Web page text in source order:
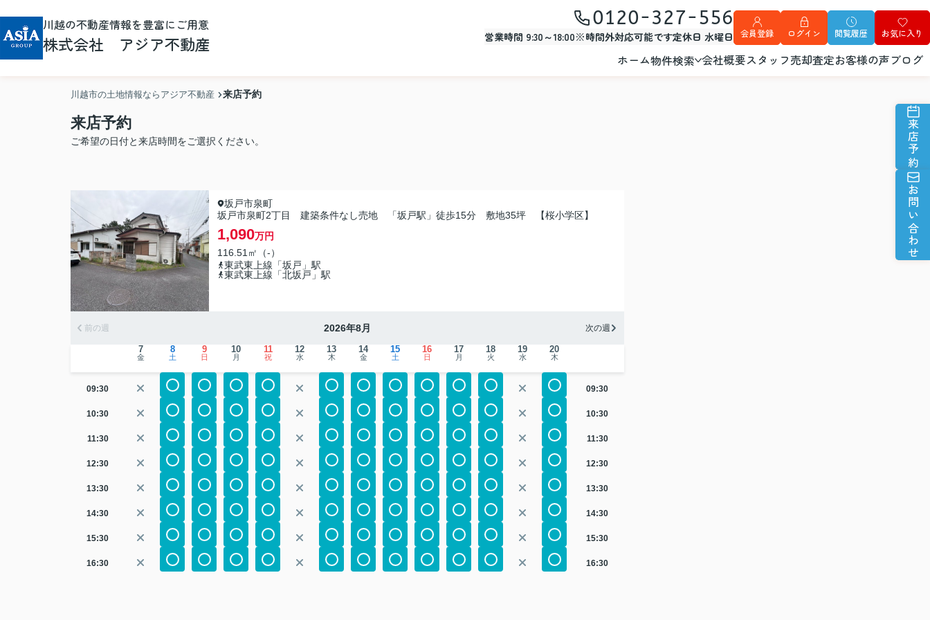
川越の不動産情報を豊富にご用意
株式会社 アジア不動産
0120-327-556
営業時間 9:30～18:00※時間外対応可能です定休日 水曜日 会員登録 ログイン 閲覧履歴 お気に入り
ホーム物件検索 会社概要スタッフ売却査定お客様の声ブログ
来店予約
お問い合わせ
川越市の土地情報ならアジア不動産 来店予約
来店予約
ご希望の日付と来店時間をご選択ください。
坂戸市泉町
坂戸市泉町2丁目 建築条件なし売地 「坂戸駅」徒歩15分 敷地35坪 【桜小学区】
1,090万円
116.51㎡（-）
東武東上線「坂戸」駅
東武東上線「北坂戸」駅
前の週 2026年8月 次の週
7
金
8
土
9
日
10
月
11
祝
12
水
13
木
14
金
15
土
16
日
17
月
18
火
19
水
20
木
09:30 09:30
10:30 10:30
11:30 11:30
12:30 12:30
13:30 13:30
14:30 14:30
15:30 15:30
16:30 16:30